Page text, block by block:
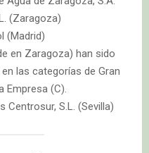
(Zaragoza)
(Madrid)
en Zaragoza) han sido
las categorías de Gran
Empresa (C).
S.L. (Sevilla)